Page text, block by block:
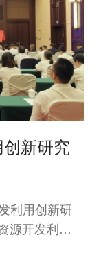
新研究
利用创新研
源开发利
局人工影响